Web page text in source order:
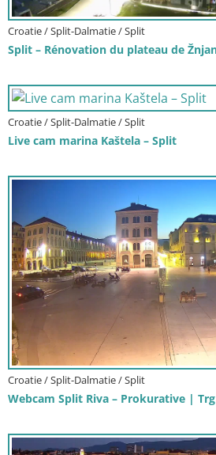
Croatie / Split-Dalmatie / Split
Split – Rénovation du plateau de
Croatie / Split-Dalmatie / Split
Live cam marina Kaštela – Split
Croatie / Split-Dalmatie / Split
Webcam Split Riva – Prokurative |